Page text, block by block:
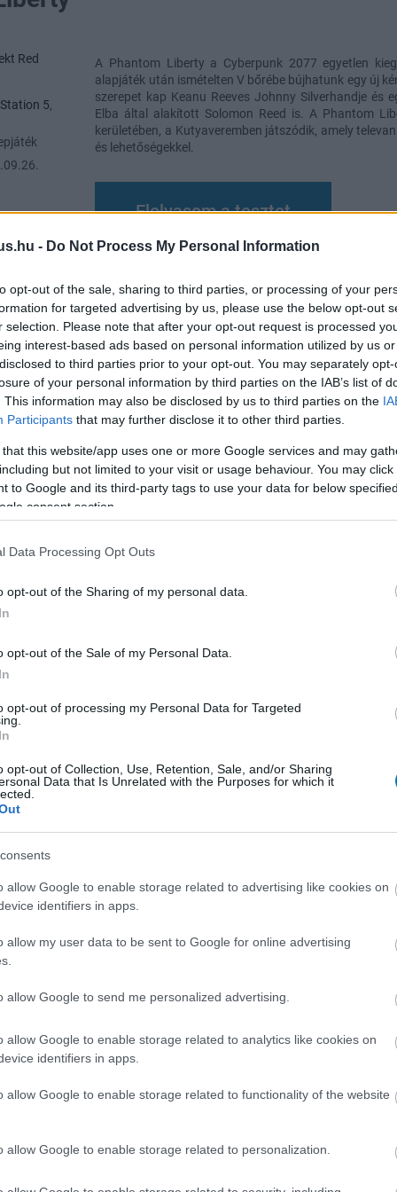
- Do Not Process My Personal Information
opt-out of the sale, sharing to third parties, or processing of your
for targeted advertising by us, please use the below opt-out
selection. Please note that after your opt-out request is processed
interest-based ads based on personal information utilized by us
to third parties prior to your opt-out. You may separately
of your personal information by third parties on the IAB’s list of
This information may also be disclosed by us to third parties on the
Participants that may further disclose it to other third parties.
that this website/app uses one or more Google services and may
but not limited to your visit or usage behaviour. You may
to Google and its third-party tags to use your data for below
consent section.
Data Processing Opt Outs
opt-out of the Sharing of my personal data.
opt-out of the Sale of my Personal Data.
opt-out of processing my Personal Data for Targeted
opt-out of Collection, Use, Retention, Sale, and/or Sharing
Data that Is Unrelated with the Purposes for which it
allow Google to enable storage related to advertising like cookies on
identifiers in apps.
allow my user data to be sent to Google for online advertising
allow Google to send me personalized advertising.
allow Google to enable storage related to analytics like cookies on
identifiers in apps.
allow Google to enable storage related to functionality of the website
allow Google to enable storage related to personalization.
Red
5,
A Phantom Liberty a Cyberpunk 2077 egyetlen
alapjáték után ismételten V bőrébe bújhatunk egy új
szerepet kap Keanu Reeves Johnny Silverhandje és
Elba által alakított Solomon Reed is. A Phantom
kerületében, a Kutyaveremben játszódik, amely
és lehetőségekkel.
Elolvasom a tesztet
már a CD Projektnek a
2077-es katasztrófa miatt?
még nem teljesen és a csapat a The Witcher 4
forintot dobtak össze a rajongók az
játékra
minden idők legsikeresebb Kickstartere lett.
2077 végre megkapja a rendes PS5
Pro-patch hetek kérdése lehet.
Turf Wars visszavisz Night
meglepő helyen kapott új játékot.
a CD Projekt RED, de most
egy népszerű Cyberpunk 2077 modot
egy sokáig tervezett elem, mely a folytatásba
2077, érzelmes videóval és
ünnepel a CD Projekt